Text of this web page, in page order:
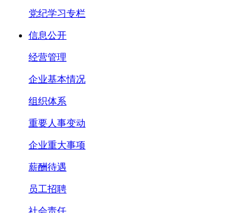
党纪学习专栏
信息公开
经营管理
企业基本情况
组织体系
重要人事变动
企业重大事项
薪酬待遇
员工招聘
社会责任